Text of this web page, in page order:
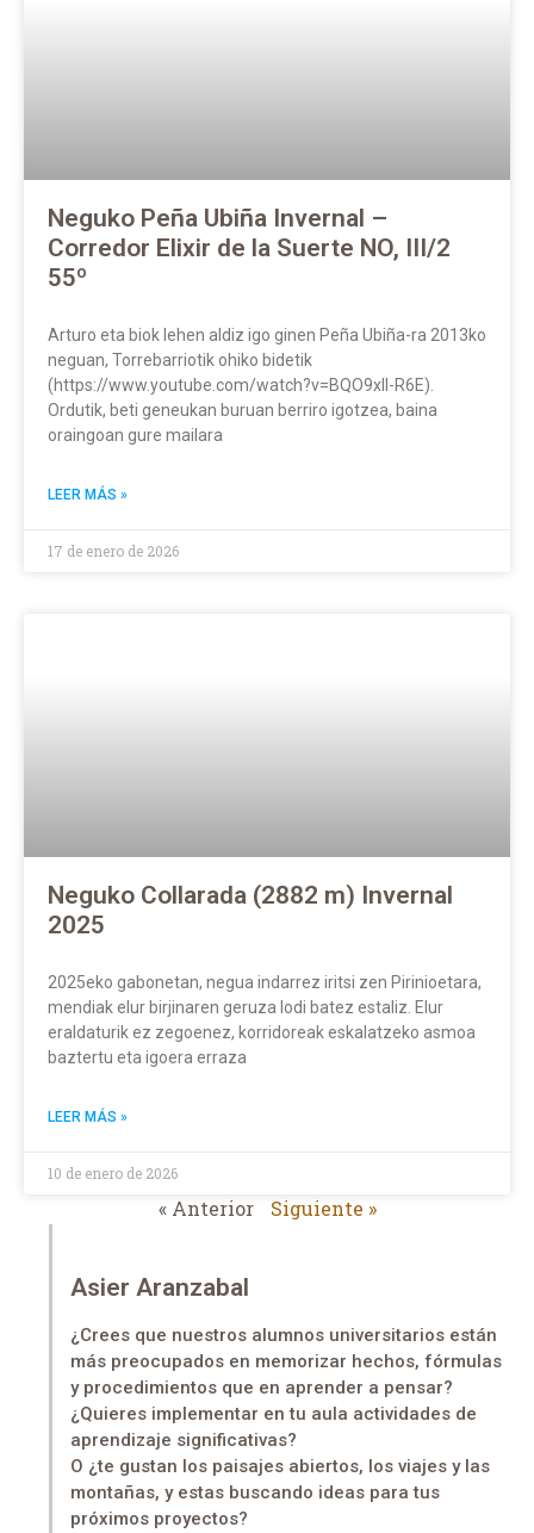
Neguko Peña Ubiña Invernal –
Corredor Elixir de la Suerte NO, III/2
55º
Arturo eta biok lehen aldiz igo ginen Peña Ubiña-ra 2013ko
neguan, Torrebarriotik ohiko bidetik
(https://www.youtube.com/watch?v=BQO9xll-R6E).
Ordutik, beti geneukan buruan berriro igotzea, baina
oraingoan gure mailara
LEER MÁS »
17 de enero de 2026
Neguko Collarada (2882 m) Invernal
2025
2025eko gabonetan, negua indarrez iritsi zen Pirinioetara,
mendiak elur birjinaren geruza lodi batez estaliz. Elur
eraldaturik ez zegoenez, korridoreak eskalatzeko asmoa
baztertu eta igoera erraza
LEER MÁS »
10 de enero de 2026
« Anterior Siguiente »
Asier Aranzabal
¿Crees que nuestros alumnos universitarios están
más preocupados en memorizar hechos, fórmulas
y procedimientos que en aprender a pensar?
¿Quieres implementar en tu aula actividades de
aprendizaje significativas?
O ¿te gustan los paisajes abiertos, los viajes y las
montañas, y estas buscando ideas para tus
próximos proyectos?